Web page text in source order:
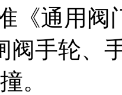
《通用阀
手轮、手
。